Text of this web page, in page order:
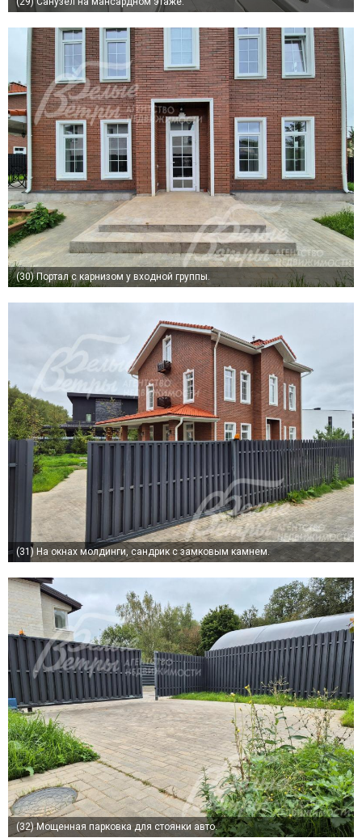
(30)Портал с карнизом у входной группы.
(31) На окнах молдинги, сандрик с замковым камнем.
(32)Мощенная парковка для стоянки авто.